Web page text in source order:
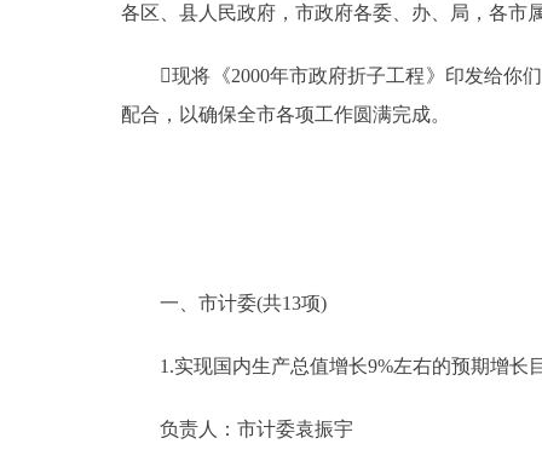
政策兑现
决策公开
中介服务
各区、县人民政府，市政府各委、办、局，各市
现将《2000年市政府折子工程》印发给你们
配合，以确保全市各项工作圆满完成。
一、市计委(共13项)
1.实现国内生产总值增长9%左右的预期增长
负责人：市计委袁振宇